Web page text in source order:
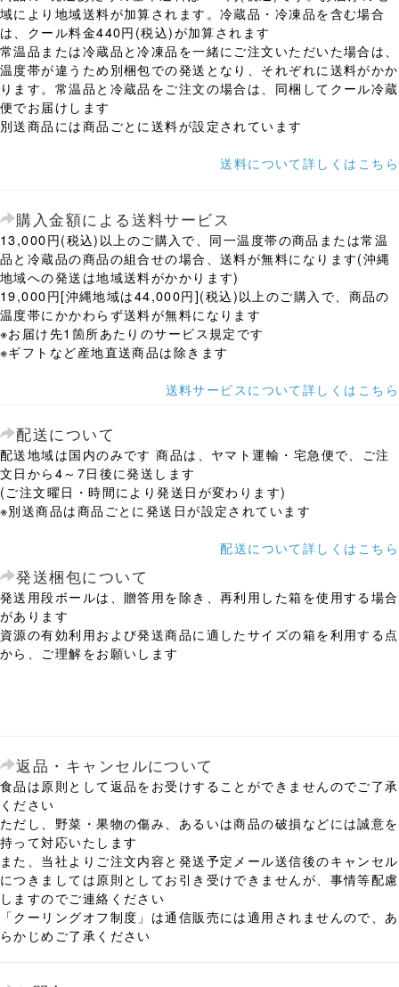
域により地域送料が加算されます。冷蔵品・冷凍品を含む場合
は、クール料金440円(税込)が加算されます
常温品または冷蔵品と冷凍品を一緒にご注文いただいた場合は、
温度帯が違うため別梱包での発送となり、それぞれに送料がかか
ります。常温品と冷蔵品をご注文の場合は、同梱してクール冷蔵
便でお届けします
別送商品には商品ごとに送料が設定されています
送料について詳しくはこちら
購入金額による送料サービス
13,000円(税込)以上のご購入で、同一温度帯の商品または常温
品と冷蔵品の商品の組合せの場合、送料が無料になります(沖縄
地域への発送は地域送料がかかります)
19,000円[沖縄地域は44,000円](税込)以上のご購入で、商品の
温度帯にかかわらず送料が無料になります
※お届け先1箇所あたりのサービス規定です
※ギフトなど産地直送商品は除きます
送料サービスについて詳しくはこちら
配送について
配送地域は国内のみです 商品は、ヤマト運輸・宅急便で、ご注
文日から4～7日後に発送します
(ご注文曜日・時間により発送日が変わります)
※別送商品は商品ごとに発送日が設定されています
配送について詳しくはこちら
発送梱包について
発送用段ボールは、贈答用を除き、再利用した箱を使用する場合
があります
資源の有効利用および発送商品に適したサイズの箱を利用する点
から、ご理解をお願いします
返品・キャンセルについて
食品は原則として返品をお受けすることができませんのでご了承
ください
ただし、野菜・果物の傷み、あるいは商品の破損などには誠意を
持って対応いたします
また、当社よりご注文内容と発送予定メール送信後のキャンセル
につきましては原則としてお引き受けできませんが、事情等配慮
しますのでご連絡ください
「クーリングオフ制度」は通信販売には適用されませんので、あ
らかじめご了承ください